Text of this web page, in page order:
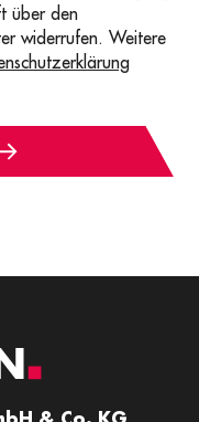
über den
widerrufen. Weitere